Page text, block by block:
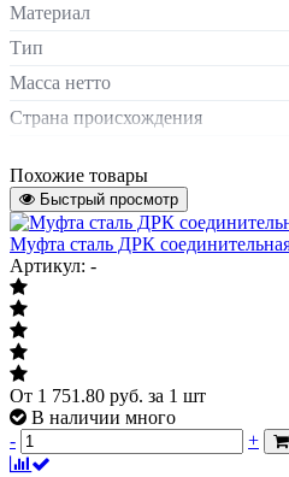
Материал
Тип
Масса нетто
Страна происхождения
Диаметр условный, мм
Диаметр условный, мм
Характеризует внутренний
или фитинга выраженный в
- условно.
Похожие товары
Быстрый просмотр
Муфта сталь ДРК
Артикул: -
От 1 751.80 руб. за 1 шт
В наличии много
-
+